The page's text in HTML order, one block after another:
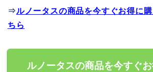
⇒ルノータスの商品を今すぐお得に
ちら
ルノータスの商品を今すぐ